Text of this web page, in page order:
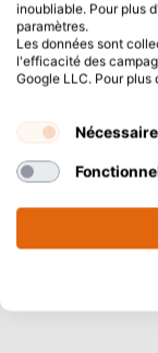
inoubliable. Pour plus
paramètres.
Les données sont
l'efficacité des
Google LLC. Pour plus
Nécessaire